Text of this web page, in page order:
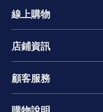
線上購物
店鋪資訊
顧客服務